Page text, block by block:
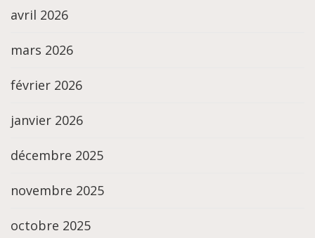
avril 2026
mars 2026
février 2026
janvier 2026
décembre 2025
novembre 2025
octobre 2025